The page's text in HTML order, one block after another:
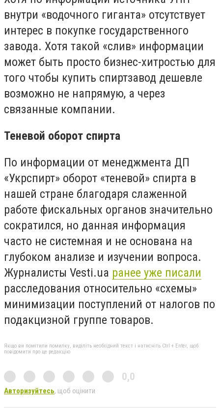
внутри «водочного гиганта» отсутствует
интерес в покупке государственного
завода. Хотя такой «слив» информации
может быть просто бизнес-хитростью для
того чтобы купить спиртзавод дешевле
возможно не напрямую, а через
связанные компании.
Теневой оборот спирта
По информации от менеджмента ДП
«Укрспирт» оборот «теневой» спирта в
нашей стране благодаря слаженной
работе фискальных органов значительно
сократился, но данная информация
часто не системная и не основана на
глубоком анализе и изучении вопроса.
Журналисты Vesti.ua ранее уже писали
расследования относительно «схемы»
минимизации поступлений от налогов по
подакцизной группе товаров.
Якщо ви помітили помилку, виділіть необхідний текст і натисніть Ctrl + Enter, щоб
повідомити про це редакцію
0,0
Авторизуйтесь, щоб оцінити